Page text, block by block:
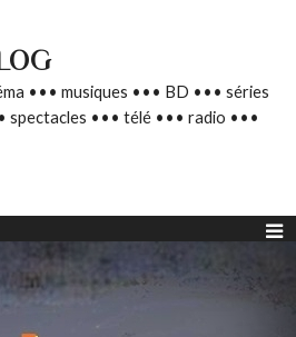
••• musiques ••• BD ••• séries
spectacles ••• télé ••• radio •••